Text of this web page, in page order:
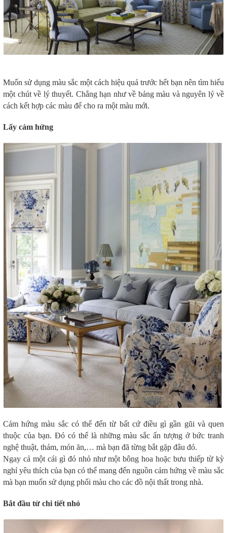
Muốn sử dụng màu sắc một cách hiệu quả trước hết bạn nên tìm hiểu
một chút về lý thuyết. Chẳng hạn như về bảng màu và nguyên lý về
cách kết hợp các màu để cho ra một màu mới.
Lấy cảm hứng
Cảm hứng màu sắc có thể đến từ bất cứ điều gì gần gũi và quen
thuộc của bạn. Đó có thể là những màu sắc ấn tượng ở bức tranh
nghệ thuật, thảm, món ăn,… mà bạn đã từng bắt gặp đâu đó.
Ngay cả một cái gì đó nhỏ như một bông hoa hoặc bưu thiếp từ kỳ
nghỉ yêu thích của bạn có thể mang đến nguồn cảm hứng về màu sắc
mà bạn muốn sử dụng phối màu cho các đồ nội thất trong nhà.
Bắt đầu từ chi tiết nhỏ